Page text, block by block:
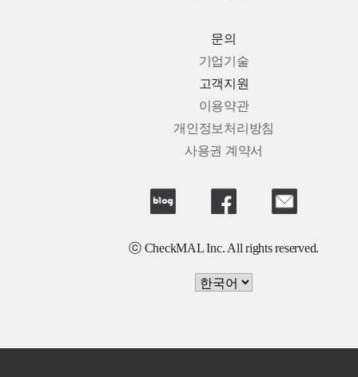
문의
기업기술
고객지원
이용약관
개인정보처리방침
사용권 계약서
ⓒ CheckMAL Inc. All rights reserved.